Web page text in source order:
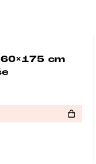
cm